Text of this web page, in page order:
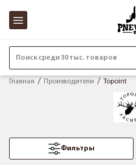
Поиск среди 30 тыс. товаров
Главная Производители Topoint
Фильтры